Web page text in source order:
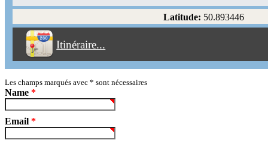
Latitude: 50.893446
Itinéraire...
Éviter les autoroutes
Éviter les péages
Partir! Reset
Les champs marqués avec * sont nécessaires
Name *
Email *